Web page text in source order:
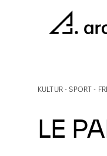
KULTUR - SPORT -
LE